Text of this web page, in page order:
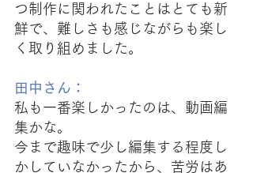
つ制作に関われたことはとても新
鮮で、難しさも感じながらも楽し
く取り組めました。
田中さん：
私も一番楽しかったのは、動画編
集かな。
今まで趣味で少し編集する程度し
かしていなかったから、苦労はあ